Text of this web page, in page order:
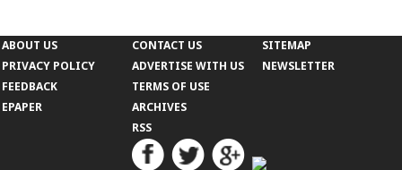
ABOUT US
PRIVACY POLICY
CONTACT US
ADVERTISE WITH US
SITEMAP
NEWSLETTER
FEEDBACK
EPAPER
TERMS OF USE
ARCHIVES
RSS